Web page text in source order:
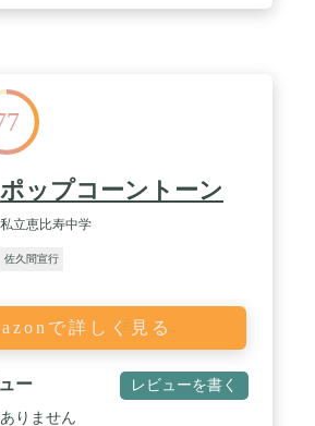
ポップコーントーン
私立恵比寿中学
佐久間宣行
で詳しく見る
ー レビューを書く
りません